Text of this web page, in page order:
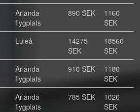
Arlanda
flygplats
890 SEK
1160
SEK
Luleå
14275
SEK
18560
SEK
Arlanda
flygplats
910 SEK
1180
SEK
Arlanda
flygplats
785 SEK
1020
SEK